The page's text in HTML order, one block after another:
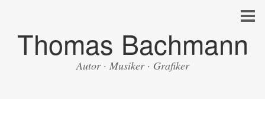
Thomas Bachmann
Autor · Musiker · Grafiker